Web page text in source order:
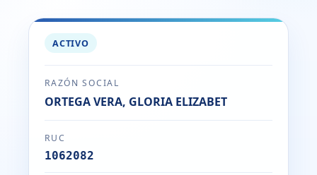
ACTIVO
RAZÓN SOCIAL
ORTEGA VERA, GLORIA ELIZABET
RUC
1062082